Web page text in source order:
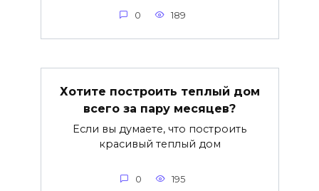
0 189
Хотите построить теплый дом
всего за пару месяцев?
Если вы думаете, что построить
красивый теплый дом
0 195